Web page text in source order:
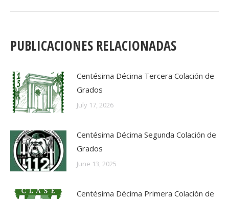
PUBLICACIONES RELACIONADAS
Centésima Décima Tercera Colación de
Grados
July 17, 2026
Centésima Décima Segunda Colación de
Grados
June 13, 2025
Centésima Décima Primera Colación de